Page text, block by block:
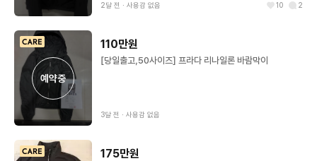
2달 전 ∙ 사용감 없음 10 2
예약중
110만원
[당일출고,50사이즈] 프라다 리나일론 바람막이
3달 전 ∙ 사용감 없음
175만원